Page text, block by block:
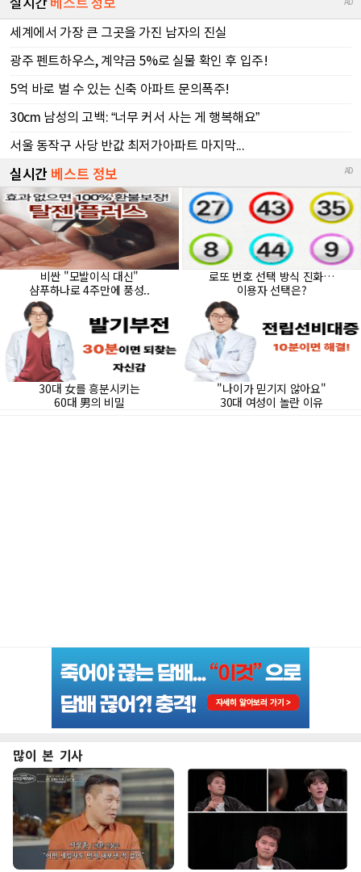
많이 본 기사